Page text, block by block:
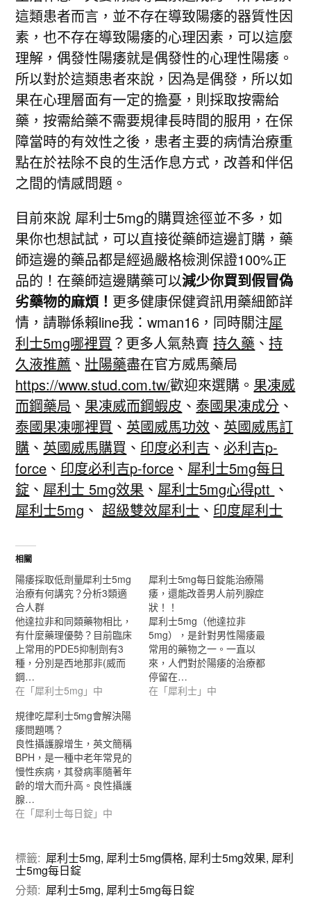
這類患者而言，並不存在導致陽痿的器質性因
素，也不存在導致陽痿的心理因素，可以這麼
理解，偶發性陽痿就是偶發性的心理性陽痿。
所以對於這類患者來說，因為是偶發，所以如
果在心理層面有一定的擔憂，則採取按需給
藥，按需給藥不需要規律長時間的服用，在保
障當時的有效性之後，患者主要的病情治療重
點在於祛除不良的生活作息方式，改善和伴侶
之間的情感問題。
目前來說 犀利士5mg的購買途徑並不多，如
果你也想試試，可以直接從藥師這邊訂購，藥
師這邊的藥品都是經過嚴格檢測保證100%正
品的！在藥師這邊購藥可以減少你買到假冒偽
劣藥物的麻煩！ 更多健康保健資訊用藥細節詳
情，請聯係賴line我：wman16，同時關注犀
利士5mg哪裡買 ？更多人氣熱賣持久藥 、持
久液推薦 、壯陽藥盡在官方威馬藥局
https://www.stud.com.tw/歡迎來選購。 果凍威
而鋼藥局 、 果凍威而鋼蝦皮 、 泰國果凍成分 、
泰國果凍哪裡買 、 英國威馬功效 、 英國威馬訂
購 、 英國威馬購買 、 印度必利吉 、必利吉p-
force 、 印度必利吉p-force 、 犀利士5mg每日
錠 、 犀利士 5mg效果 、 犀利士5mg心得ptt 、
犀利士5mg 、 超級雙效犀利士 、 印度犀利士
相關
陽痿採取低劑量犀利士5mg
治療有何講究？分析3類適
合人群
他達拉非和同類藥物相比，
有什麼藥理優勢？目前臨床
上常用的PDE5抑制劑有3
種，分別是西地那非(威而
鋼…
在「犀利士5mg」中
犀利士5mg每日錠能治療陽
痿，還能改善男人前列腺症
狀！！
犀利士5mg（他達拉非
5mg），是針對男性陽痿最
常用的藥物之一。一直以
來，人們對於陽痿的治療都
停留在…
在「犀利士」中
規律吃犀利士5mg會解決陽
痿問題嗎？
良性攝護腺增生，英文簡稱
BPH，是一種中老年常見的
慢性疾病，其發病率隨著年
齡的增大而升高。良性攝護
腺…
在「犀利士每日錠」中
標籤: 犀利士5mg, 犀利士5mg價格, 犀利士5mg效果, 犀利
士5mg每日錠
分類: 犀利士5mg, 犀利士5mg每日錠